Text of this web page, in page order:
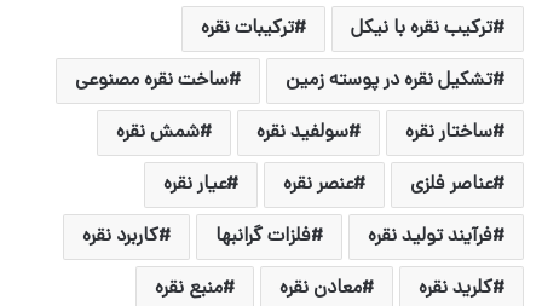
ترکیب نقره با نیکل
ترکیبات نقره
تشکیل نقره در پوسته زمین
ساخت نقره مصنوعی
ساختار نقره
سولفید نقره
شمش نقره
عناصر فلزی
عنصر نقره
عیار نقره
فرآیند تولید نقره
فلزات گرانبها
کاربرد نقره
کلرید نقره
معادن نقره
منبع نقره